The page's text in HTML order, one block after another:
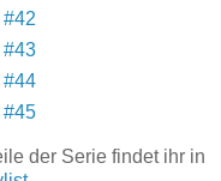
#43
#44
#45
der Serie findet ihr in